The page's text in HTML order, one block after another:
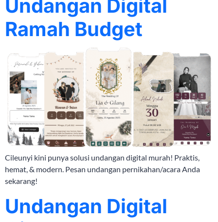
Undangan Digital
Ramah Budget
Cileunyi kini punya solusi undangan digital murah! Praktis,
hemat, & modern. Pesan undangan pernikahan/acara Anda
sekarang!
Undangan Digital